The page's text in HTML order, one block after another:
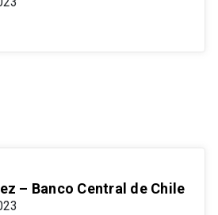
– Banco Central de Chile